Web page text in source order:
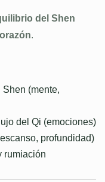
del Shen
.
(mente,
del Qi (emociones)
profundidad)
rumiación